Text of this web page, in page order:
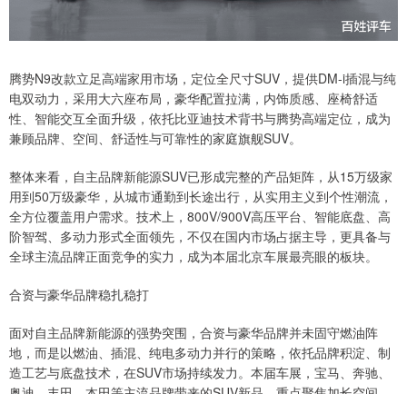
腾势N9改款立足高端家用市场，定位全尺寸SUV，提供DM-i插混与纯
电双动力，采用大六座布局，豪华配置拉满，内饰质感、座椅舒适
性、智能交互全面升级，依托比亚迪技术背书与腾势高端定位，成为
兼顾品牌、空间、舒适性与可靠性的家庭旗舰SUV。
整体来看，自主品牌新能源SUV已形成完整的产品矩阵，从15万级家
用到50万级豪华，从城市通勤到长途出行，从实用主义到个性潮流，
全方位覆盖用户需求。技术上，800V/900V高压平台、智能底盘、高
阶智驾、多动力形式全面领先，不仅在国内市场占据主导，更具备与
全球主流品牌正面竞争的实力，成为本届北京车展最亮眼的板块。
合资与豪华品牌稳扎稳打
面对自主品牌新能源的强势突围，合资与豪华品牌并未固守燃油阵
地，而是以燃油、插混、纯电多动力并行的策略，依托品牌积淀、制
造工艺与底盘技术，在SUV市场持续发力。本届车展，宝马、奔驰、